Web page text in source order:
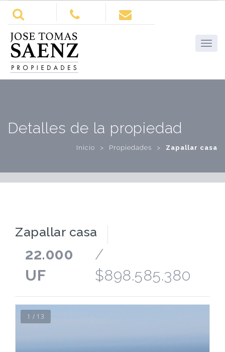
Detalles de la propiedad
Inicio > Propiedades > Zapallar casa
Zapallar casa
22.000
UF
/
$898.585.380
1 / 13